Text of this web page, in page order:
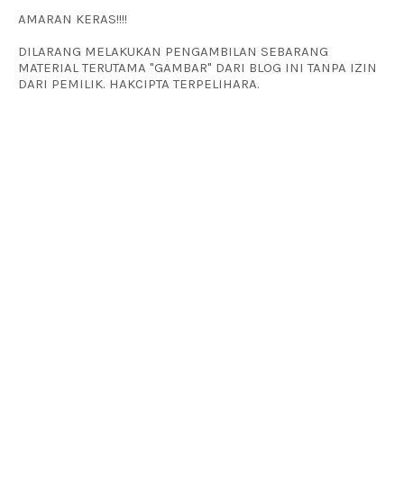
AMARAN KERAS!!!!
DILARANG MELAKUKAN PENGAMBILAN SEBARANG
MATERIAL TERUTAMA "GAMBAR" DARI BLOG INI TANPA IZIN
DARI PEMILIK. HAKCIPTA TERPELIHARA.